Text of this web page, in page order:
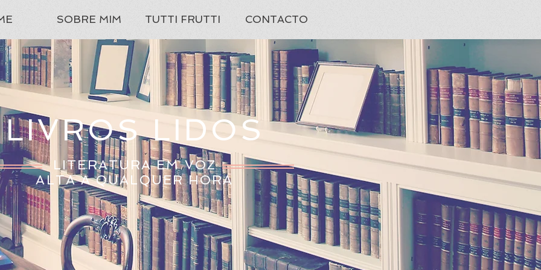
SOBRE MIM TUTTI FRUTTI CONTACTO
LIVROS LIDOS
LITERATURA EM VOZ
ALTA A QUALQUER HORA